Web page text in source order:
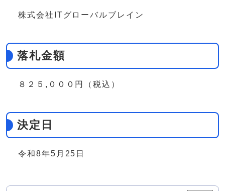
株式会社ITグローバルブレイン
落札金額
８２５,０００円（税込）
決定日
令和8年5月25日